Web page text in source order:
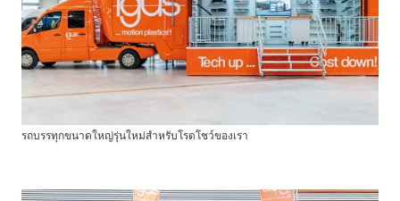
รถบรรทุกขนาดใหญ่รุ่นใหม่สำหรับโรดโชว์ของเรา